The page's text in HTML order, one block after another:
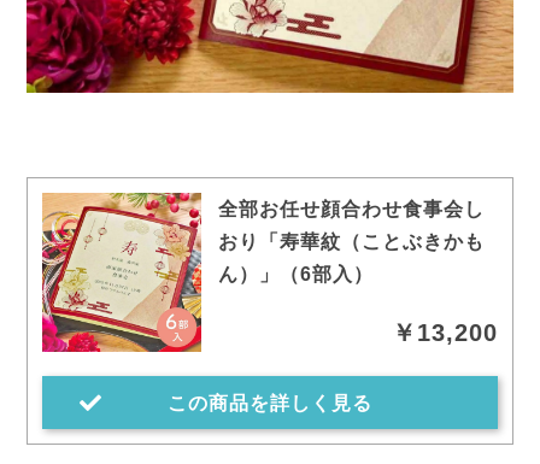
全部お任せ顔合わせ食事会し
おり「寿華紋（ことぶきかも
ん）」（6部入）
￥13,200
この商品を詳しく見る